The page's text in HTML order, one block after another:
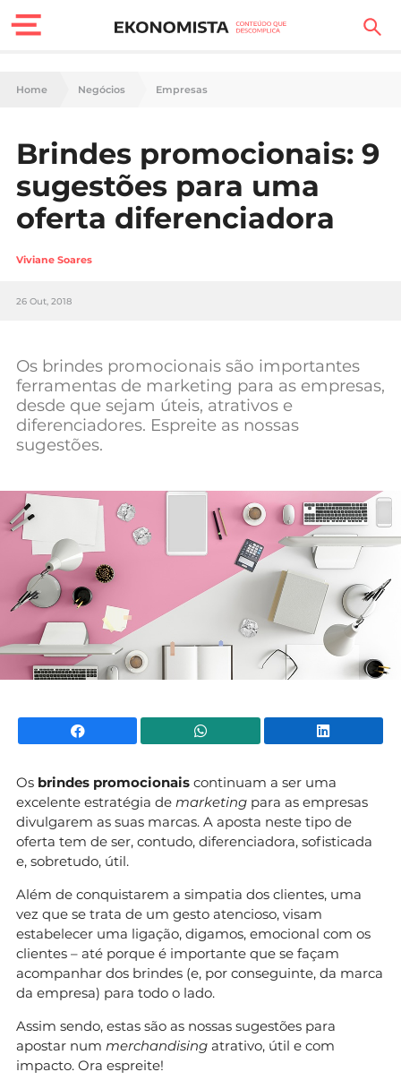
Finanças Pessoais
Carreira
Casa
Lifestyle
Sociedade
Negócios
Mundial 2026
Home Negócios Empresas
Brindes promocionais: 9
sugestões para uma
oferta diferenciadora
Viviane Soares
26 Out, 2018
Os brindes promocionais são importantes
ferramentas de marketing para as empresas,
desde que sejam úteis, atrativos e
diferenciadores. Espreite as nossas
sugestões.
Facebook WhatsApp
Os brindes promocionais continuam a ser uma
excelente estratégia de marketing para as empresas
divulgarem as suas marcas. A aposta neste tipo de
oferta tem de ser, contudo, diferenciadora, sofisticada
e, sobretudo, útil.
Além de conquistarem a simpatia dos clientes, uma
vez que se trata de um gesto atencioso, visam
estabelecer uma ligação, digamos, emocional com os
clientes – até porque é importante que se façam
acompanhar dos brindes (e, por conseguinte, da marca
da empresa) para todo o lado.
Assim sendo, estas são as nossas sugestões para
apostar num merchandising atrativo, útil e com
impacto. Ora espreite!